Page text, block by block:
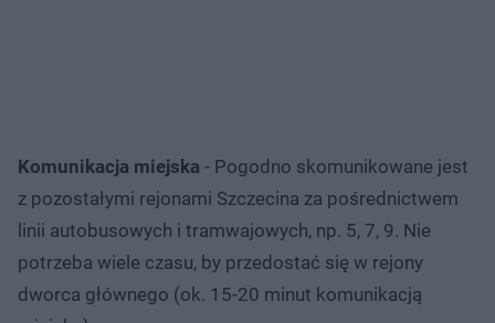
Komunikacja miejska - Pogodno skomunikowane jest
z pozostałymi rejonami Szczecina za pośrednictwem
linii autobusowych i tramwajowych, np. 5, 7, 9. Nie
potrzeba wiele czasu, by przedostać się w rejony
dworca głównego (ok. 15-20 minut komunikacją